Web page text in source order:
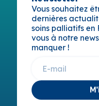
Vous souhaitez
dernières
soins palliatifs en
vous à notre
manquer !